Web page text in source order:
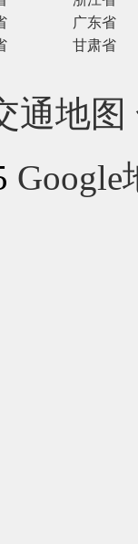
广东省
甘肃省
通地图
Google